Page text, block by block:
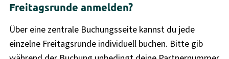
Freitagsrunde anmelden?
Über eine zentrale Buchungsseite kannst du jede
einzelne Freitagsrunde individuell buchen. Bitte gib